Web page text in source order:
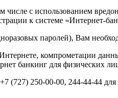
числе с использованием
к системе «Интернет-
паролей), Вам
компрометации
банкинг для физических
(727) 250-00-00, 244-44-44